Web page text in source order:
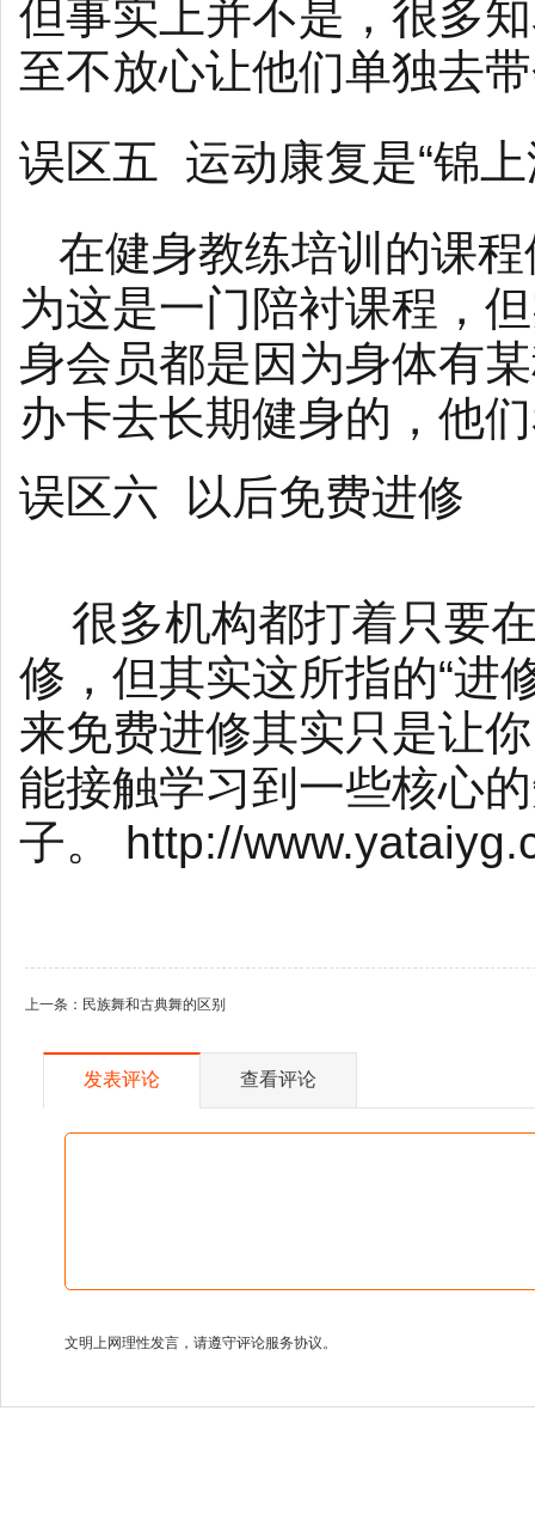
但事实上并不是，很多
至不放心让他们单独去
误区五 运动康复是“锦上
在健身教练培训的课
为这是一门陪衬课程，
身会员都是因为身体有
办卡去长期健身的，他
误区六 以后免费进修
很多机构都打着只要
修，但其实这所指的“进
来免费进修其实只是让
能接触学习到一些核心
子。 http://
上一条： 民族舞和古典舞的区别
发表评论 查看评论
文明上网理性发言，请遵守评论服务协议。